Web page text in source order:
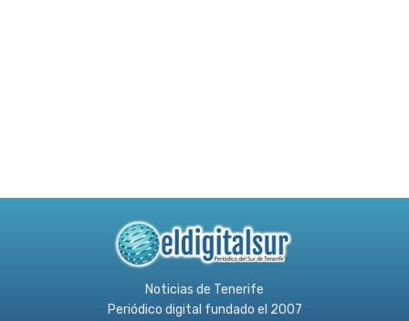
Noticias de Tenerife
Periódico digital fundado el 2007